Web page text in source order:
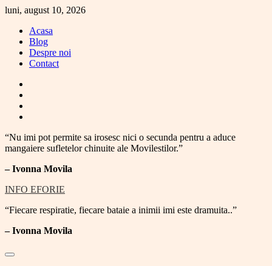
Skip
content
luni, august 10, 2026
Acasa
Blog
Despre noi
Contact
“Nu imi pot permite sa irosesc nici o secunda pentru a aduce
mangaiere sufletelor chinuite ale Movilestilor.”
– Ivonna Movila
INFO EFORIE
“Fiecare respiratie, fiecare bataie a inimii imi este dramuita..”
–Ivonna Movila